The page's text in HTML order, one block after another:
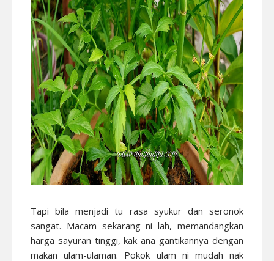
Tapi bila menjadi tu rasa syukur dan seronok
sangat. Macam sekarang ni lah, memandangkan
harga sayuran tinggi, kak ana gantikannya dengan
makan ulam-ulaman. Pokok ulam ni mudah nak